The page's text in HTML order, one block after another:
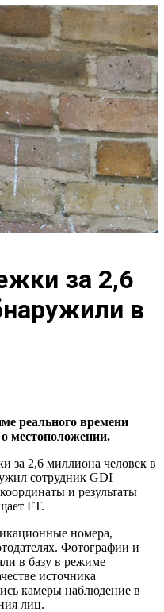
за 2,6
в
реального времени
местоположении.
за 2,6 миллиона человек в
сотрудник GDI
и результаты
FT.
номера,
Фотографии и
в базу в режиме
источника
камеры наблюдение в
лиц.